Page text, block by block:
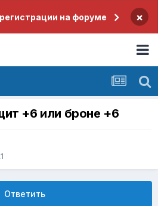
на форуме ×
+6 или броне +6
Ответить